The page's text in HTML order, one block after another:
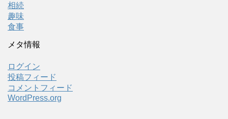
相続
趣味
食事
メタ情報
ログイン
投稿フィード
コメントフィード
WordPress.org